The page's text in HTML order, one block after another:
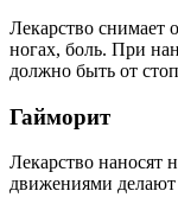
Лекарство снимает
ногах, боль. При
должно быть от
Гайморит
Лекарство наносят
движениями делают